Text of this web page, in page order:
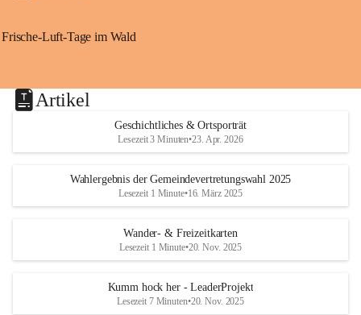
Frische-Luft-Tage im Wald
Artikel
Geschichtliches & Ortsporträt
Lesezeit 3 Minuten•23. Apr. 2026
Wahlergebnis der Gemeindevertretungswahl 2025
Lesezeit 1 Minute•16. März 2025
Wander- & Freizeitkarten
Lesezeit 1 Minute•20. Nov. 2025
Kumm hock her - LeaderProjekt
Lesezeit 7 Minuten•20. Nov. 2025